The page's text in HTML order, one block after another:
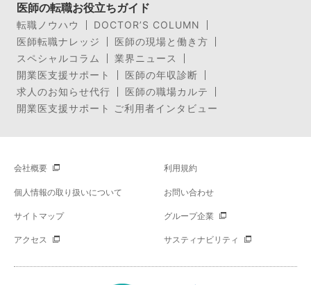
医師の転職お役立ちガイド
転職ノウハウ
DOCTOR’S COLUMN
医師転職ナレッジ
医師の現場と働き方
スペシャルコラム
業界ニュース
開業医支援サポート
医師の年収診断
求人のお知らせ代行
医師の職場カルテ
開業医支援サポート ご利用者インタビュー
会社概要 利用規約
個人情報の取り扱いについて お問い合わせ
サイトマップ グループ企業
アクセス サスティナビリティ